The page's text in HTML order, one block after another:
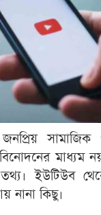
সামাজিক
বিনোদনের মাধ্যম
ইউটিউব
নানা কিছু।